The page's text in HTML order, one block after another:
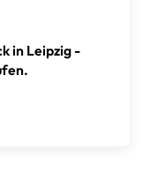
in Leipzig -